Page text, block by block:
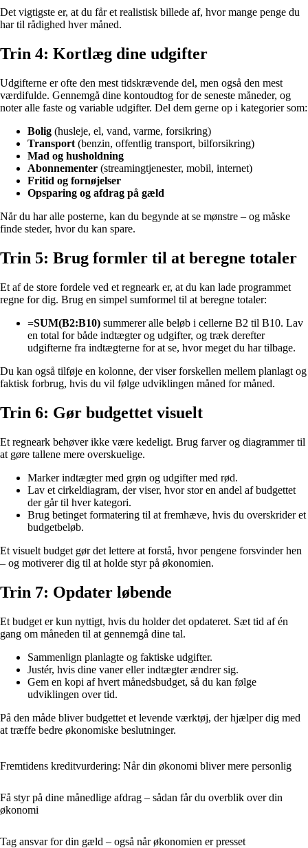
Det vigtigste er, at du får et realistisk billede af, hvor mange penge du
har til rådighed hver måned.
Trin 4: Kortlæg dine udgifter
Udgifterne er ofte den mest tidskrævende del, men også den mest
værdifulde. Gennemgå dine kontoudtog for de seneste måneder, og
noter alle faste og variable udgifter. Del dem gerne op i kategorier som:
Bolig (husleje, el, vand, varme, forsikring)
Transport (benzin, offentlig transport, bilforsikring)
Mad og husholdning
Abonnementer (streamingtjenester, mobil, internet)
Fritid og fornøjelser
Opsparing og afdrag på gæld
Når du har alle posterne, kan du begynde at se mønstre – og måske
finde steder, hvor du kan spare.
Trin 5: Brug formler til at beregne totaler
Et af de store fordele ved et regneark er, at du kan lade programmet
regne for dig. Brug en simpel sumformel til at beregne totaler:
=SUM(B2:B10) summerer alle beløb i cellerne B2 til B10. Lav
en total for både indtægter og udgifter, og træk derefter
udgifterne fra indtægterne for at se, hvor meget du har tilbage.
Du kan også tilføje en kolonne, der viser forskellen mellem planlagt og
faktisk forbrug, hvis du vil følge udviklingen måned for måned.
Trin 6: Gør budgettet visuelt
Et regneark behøver ikke være kedeligt. Brug farver og diagrammer til
at gøre tallene mere overskuelige.
Marker indtægter med grøn og udgifter med rød.
Lav et cirkeldiagram, der viser, hvor stor en andel af budgettet
der går til hver kategori.
Brug betinget formatering til at fremhæve, hvis du overskrider et
budgetbeløb.
Et visuelt budget gør det lettere at forstå, hvor pengene forsvinder hen
– og motiverer dig til at holde styr på økonomien.
Trin 7: Opdater løbende
Et budget er kun nyttigt, hvis du holder det opdateret. Sæt tid af én
gang om måneden til at gennemgå dine tal.
Sammenlign planlagte og faktiske udgifter.
Justér, hvis dine vaner eller indtægter ændrer sig.
Gem en kopi af hvert månedsbudget, så du kan følge
udviklingen over tid.
På den måde bliver budgettet et levende værktøj, der hjælper dig med
at træffe bedre økonomiske beslutninger.
Fremtidens kreditvurdering: Når din økonomi bliver mere personlig
Få styr på dine månedlige afdrag – sådan får du overblik over din
økonomi
Tag ansvar for din gæld – også når økonomien er presset